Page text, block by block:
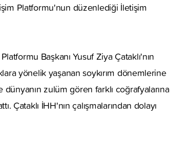
Platformu'nun düzenlediği İletişim
Başkanı Yusuf Ziya Çataklı'nın
yönelik yaşanan soykırım dönemlerine
zulüm gören farklı coğrafyalarına
Çataklı İHH'nın çalışmalarından dolayı